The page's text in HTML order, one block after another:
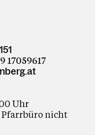
17059617
Uhr
Pfarrbüro nicht